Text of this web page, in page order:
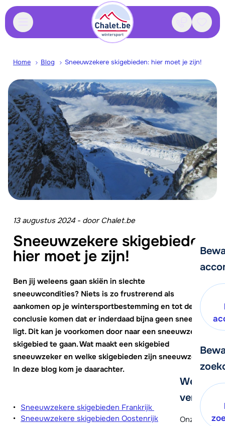
Contact
We
verder!
Onze
Home Blog Sneeuwzekere skigebieden: hier moet je zijn!
13 augustus 2024 - doorChalet.be
Sneeuwzekere skigebieden:
hier moet je zijn!
Ben jij weleens gaan skiën in slechte
sneeuwcondities? Niets is zo frustrerend als
aankomen op je wintersportbestemming en tot de
conclusie komen dat er inderdaad bijna geen sneeuw
ligt. Dit kan je voorkomen door naar een sneeuwzeker
skigebied te gaan. Wat maakt een skigebied
sneeuwzeker en welke skigebieden zijn sneeuwzeker?
In deze blog kom je daarachter.
Sneeuwzekere skigebieden Frankrijk
Sneeuwzekere skigebieden Oostenrijk